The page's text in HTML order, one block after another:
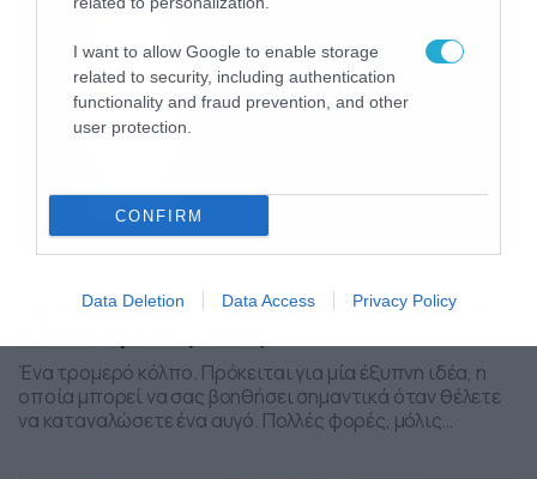
I want to allow Google to enable storage
related to security, including authentication
functionality and fraud prevention, and other
user protection.
CONFIRM
Data Deletion Data Access Privacy Policy
Έβαλε κουτάλι σε βρασμένο αυγό – Θα το
Ένα τρομερό κόλπο. Πρόκειται για μία έξυπνη ιδέα, η
οποία μπορεί να σας βοηθήσει σημαντικά όταν θέλετε
να καταναλώσετε ένα αυγό. Πολλές φορές, μόλις